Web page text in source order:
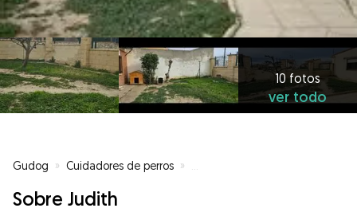
10 fotos
ver todo
Gudog » Cuidadores de perros »
Sobre Judith